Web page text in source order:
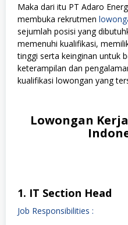
Maka dari itu PT Adaro
membuka rekrutmen
sejumlah posisi yang
memenuhi kualifikasi,
tinggi serta keinginan untuk
keterampilan dan
kualifikasi lowongan yang
Lowongan
1. IT Section Head
Job Responsibilities :